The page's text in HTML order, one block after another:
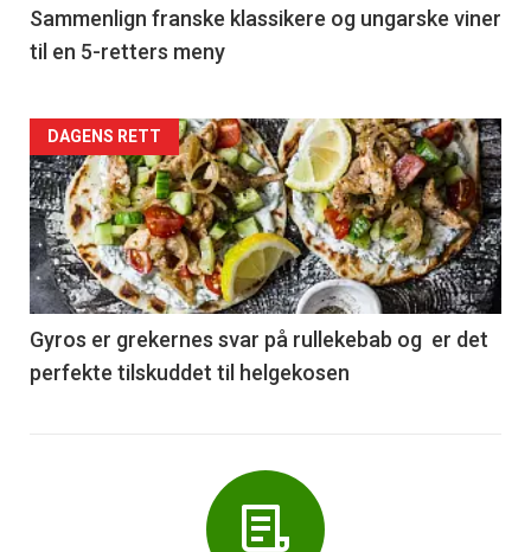
5
Sammenlign franske klassikere og ungarske viner
til en 5-retters meny
Forsiden
akkurat
nå
-
6
DAGENS RETT
Gyros er grekernes svar på rullekebab og er det
perfekte tilskuddet til helgekosen